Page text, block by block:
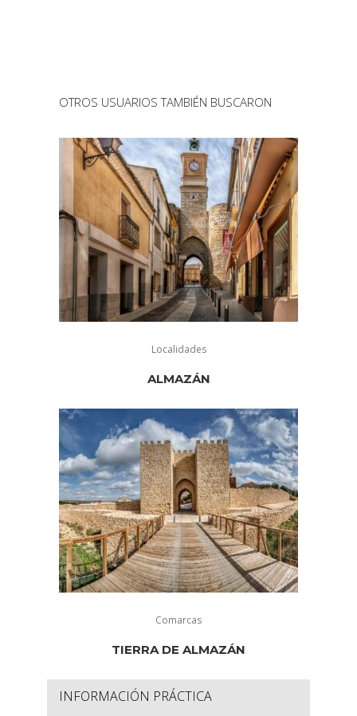
OTROS USUARIOS TAMBIÉN BUSCARON
Localidades
ALMAZÁN
Comarcas
TIERRA DE ALMAZÁN
INFORMACIÓN PRÁCTICA